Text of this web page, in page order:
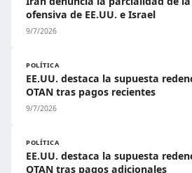
ofensiva de EE.UU. e Israel
9/7/2026
POLÍTICA
EE.UU. destaca la supuesta
OTAN tras pagos recientes
9/7/2026
POLÍTICA
EE.UU. destaca la supuesta
OTAN tras pagos adicionales